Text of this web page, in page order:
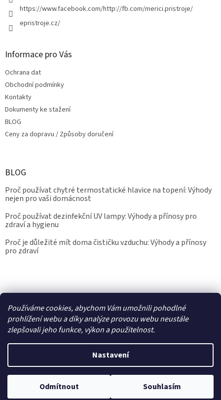
Používáme cookies, abychom Vám umožnili pohodlné
prohlížení webu a díky analýze provozu webu neustále
zlepšovali jeho funkce, výkon a použitelnost.
Nastavení
Odmítnout Souhlasím
https://www.facebook.com/http://fb.com/merici.pristroje/
epristroje.cz/
Informace pro Vás
Ochrana dat
Obchodní podmínky
Kontakty
Dokumenty ke stažení
BLOG
Ceny za dopravu / Způsoby doručení
BLOG
Proč používat chytré termostatické hlavice na topení: Výhody
nejen pro vaši domácnost
Proč používat dezinfekční UV lampy: Výhody a přínosy pro
zdraví a hygienu
Proč je důležité mít doma čističku vzduchu: Výhody a přínosy
pro zdraví
Vytvořil Shoptet
Copyright 2026Epřístroje.cz. Všechna práva vyhrazena.Upravit